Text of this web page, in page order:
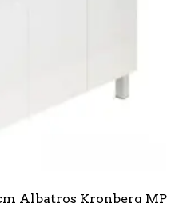
Albatros Kronberg MP